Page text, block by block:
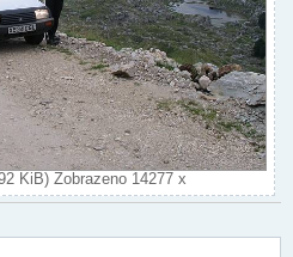
KiB) Zobrazeno 14277 x